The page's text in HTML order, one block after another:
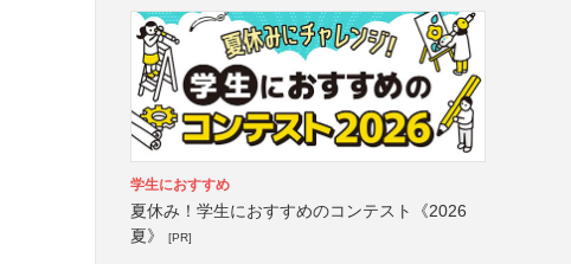
学生におすすめ
夏休み！学生におすすめのコンテスト《2026
夏》
[PR]